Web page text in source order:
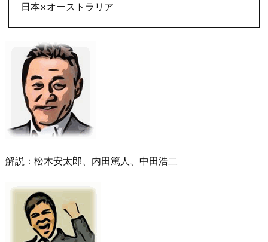
日本×オーストラリア
解説：松木安太郎、内田篤人、中田浩二